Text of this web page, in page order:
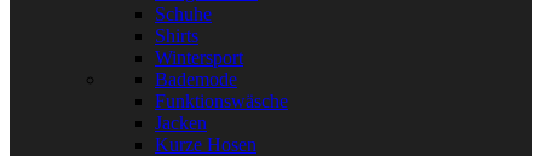
Schuhe
Shirts
Wintersport
Bademode
Funktionswäsche
Jacken
Kurze Hosen